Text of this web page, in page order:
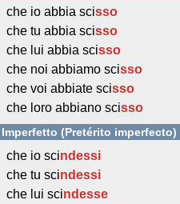
che io abbia scisso
che tu abbia scisso
che lui abbia scisso
che noi abbiamo scisso
che voi abbiate scisso
che loro abbiano scisso
Imperfetto (Pretérito imperfecto)
che io scindessi
che tu scindessi
che lui scindesse